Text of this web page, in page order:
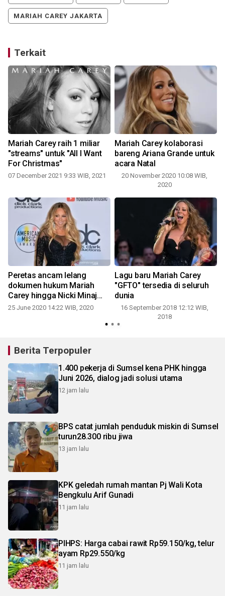
MARIAH CAREY JAKARTA
Terkait
Mariah Carey raih 1 miliar
"streams" untuk "All I Want
For Christmas"
07 December 2021 9:33 WIB, 2021
Mariah Carey kolaborasi
bareng Ariana Grande untuk
acara Natal
20 November 2020 10:08 WIB,
2020
Peretas ancam lelang
dokumen hukum Mariah
Carey hingga Nicki Minaj
seharga 1 juta dolar AS
25 June 2020 14:22 WIB, 2020
Lagu baru Mariah Carey
"GFTO" tersedia di seluruh
dunia
16 September 2018 12:12 WIB,
2018
Berita Terpopuler
1.400 pekerja di Sumsel kena PHK hingga
Juni 2026, dialog jadi solusi utama
12 jam lalu
BPS catat jumlah penduduk miskin di Sumsel
turun28.300 ribu jiwa
13 jam lalu
KPK geledah rumah mantan Pj Wali Kota
Bengkulu Arif Gunadi
11 jam lalu
PIHPS: Harga cabai rawit Rp59.150/kg, telur
ayam Rp29.550/kg
11 jam lalu